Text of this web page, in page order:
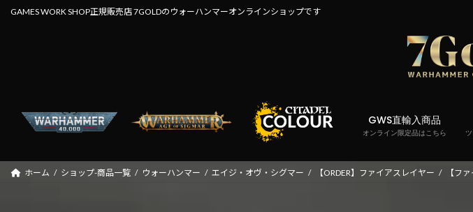
プ
動
GAMES WORK SHOP正規販売店 7GOLDのウォーハンマーオンラインショップです
GWS直輸入商品
オンライン限定品はこちら
ホーム ショップ-商品一覧 ウォーハンマー エイジ・オヴ・シグマー 【ORDER】ファイアスレイヤー 【フ